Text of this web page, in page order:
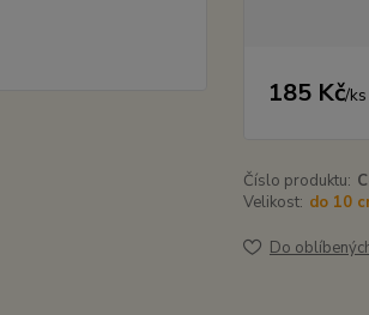
185 Kč/ks
Číslo produktu:
Velikost: do 10
Do